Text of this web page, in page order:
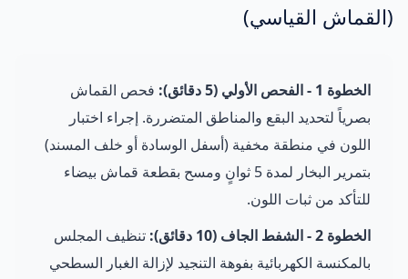
(القماش القياسي)
الخطوة 1 - الفحص الأولي (5 دقائق):
فحص القماش
بصرياً لتحديد البقع والمناطق المتضررة. إجراء اختبار
اللون في منطقة مخفية (أسفل الوسادة أو خلف المسند)
بتمرير البخار لمدة 5 ثوانٍ ومسح بقطعة قماش بيضاء
للتأكد من ثبات اللون.
الخطوة 2 - الشفط الجاف (10 دقائق):
تنظيف المجلس
بالمكنسة الكهربائية بفوهة التنجيد لإزالة الغبار السطحي